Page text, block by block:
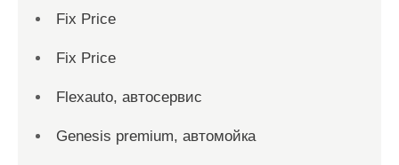
Fix Price
Fix Price
Flexauto, автосервис
Genesis premium, автомойка